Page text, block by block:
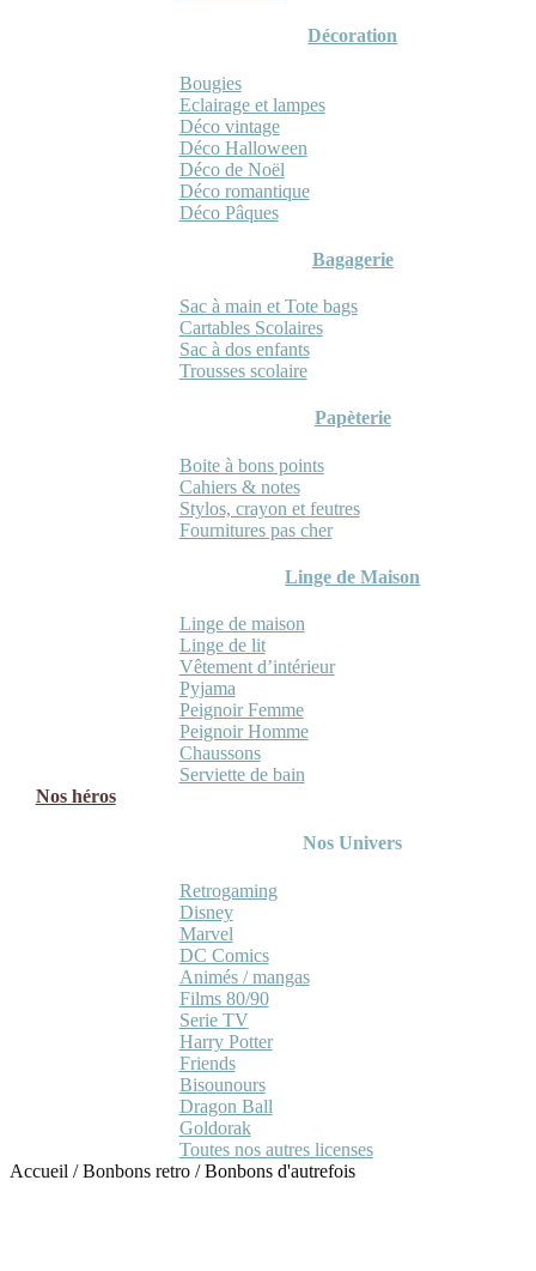
Décoration
Bougies
Eclairage et lampes
Déco vintage
Déco Halloween
Déco de Noël
Déco romantique
Déco Pâques
Bagagerie
Sac à main et Tote bags
Cartables Scolaires
Sac à dos enfants
Trousses scolaire
Papèterie
Boite à bons points
Cahiers & notes
Stylos, crayon et feutres
Fournitures pas cher
Linge de Maison
Linge de maison
Linge de lit
Vêtement d’intérieur
Pyjama
Peignoir Femme
Peignoir Homme
Chaussons
Serviette de bain
Nos héros
Nos Univers
Retrogaming
Disney
Marvel
DC Comics
Animés / mangas
Films 80/90
Serie TV
Harry Potter
Friends
Bisounours
Dragon Ball
Goldorak
Toutes nos autres licenses
Accueil /Bonbons retro /Bonbons d'autrefois